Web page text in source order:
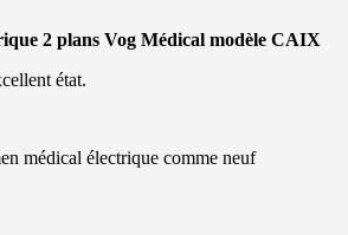
2 plans Vog Médical modèle CAIX
état.